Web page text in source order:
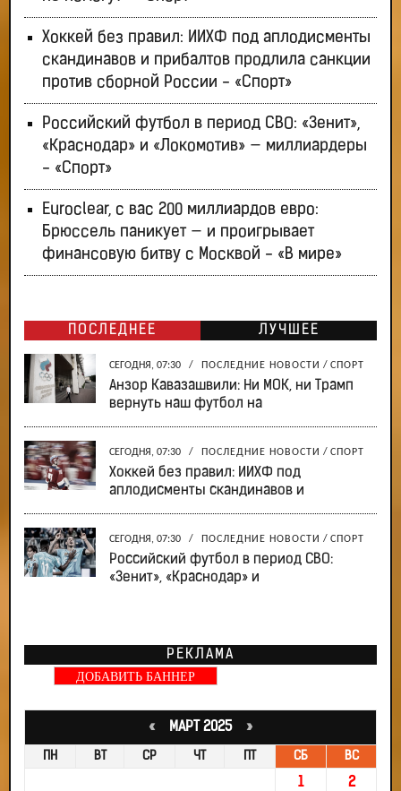
Хоккей без правил: ИИХФ под аплодисменты
скандинавов и прибалтов продлила санкции
против сборной России - «Спорт»
Российский футбол в период СВО: «Зенит»,
«Краснодар» и «Локомотив» — миллиардеры
- «Спорт»
Euroclear, с вас 200 миллиардов евро:
Брюссель паникует — и проигрывает
финансовую битву с Москвой - «В мире»
ПОСЛЕДНЕЕ ЛУЧШЕЕ
СЕГОДНЯ, 07:30 / ПОСЛЕДНИЕ НОВОСТИ / СПОРТ
Анзор Кавазашвили: Ни МОК, ни Трамп
вернуть наш футбол на
СЕГОДНЯ, 07:30 / ПОСЛЕДНИЕ НОВОСТИ / СПОРТ
Хоккей без правил: ИИХФ под
аплодисменты скандинавов и
СЕГОДНЯ, 07:30 / ПОСЛЕДНИЕ НОВОСТИ / СПОРТ
Российский футбол в период СВО:
«Зенит», «Краснодар» и
РЕКЛАМА
ДОБАВИТЬ БАННЕР
« МАРТ 2025 »
ПН ВТ СР ЧТ ПТ СБ ВС
1 2